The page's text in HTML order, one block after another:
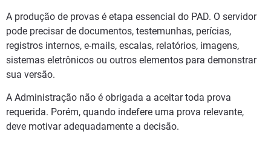
A produção de provas é etapa essencial do PAD. O servidor
pode precisar de documentos, testemunhas, perícias,
registros internos, e-mails, escalas, relatórios, imagens,
sistemas eletrônicos ou outros elementos para demonstrar
sua versão.
A Administração não é obrigada a aceitar toda prova
requerida. Porém, quando indefere uma prova relevante,
deve motivar adequadamente a decisão.